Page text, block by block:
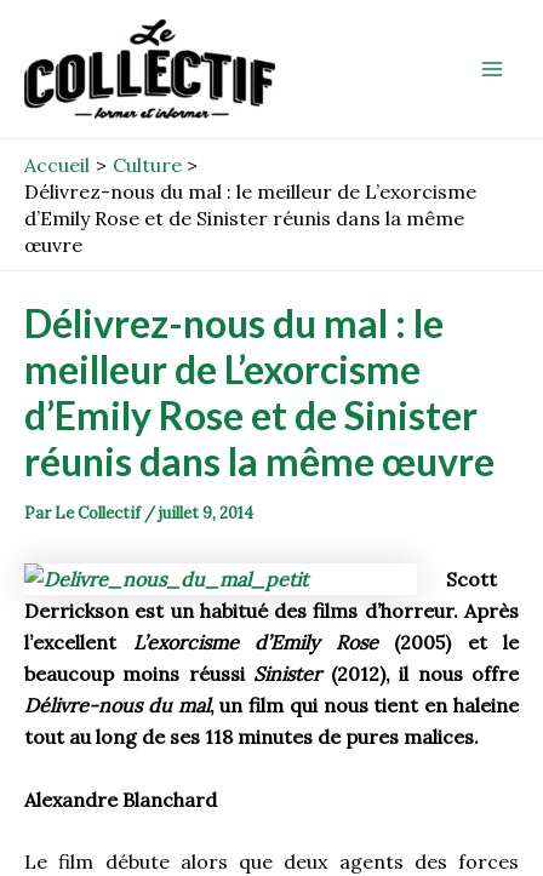
contenu
Accueil
Culture
Délivrez-nous du mal : le meilleur de L’exorcisme
d’Emily Rose et de Sinister réunis dans la même
œuvre
Délivrez-nous du mal : le
meilleur de L’exorcisme
d’Emily Rose et de Sinister
réunis dans la même œuvre
ParLe Collectif /juillet 9, 2014
Scott
Derrickson est un habitué des films d’horreur. Après
l’excellent L’exorcisme d’Emily Rose (2005) et le
beaucoup moins réussi Sinister(2012), il nous offre
Délivre-nous du mal, un film qui nous tient en haleine
tout au long de ses 118 minutes de pures malices.
Alexandre Blanchard
Le film débute alors que deux agents des forces
navigation